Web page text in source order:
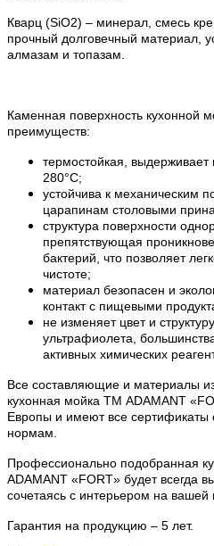
Кварц (SiO2) – минерал, смесь
прочный долговечный материал,
алмазам и топазам.
Каменная поверхность кухонной
преимуществ:
термостойкая,
280°С;
устойчива к механическим
царапинам столовыми
структура поверхности
препятствующая
бактерий, что позволяет
чистоте;
материал безопасен и
контакт с пищевыми
не изменяет цвет и
ультрафиолета,
активных химических
Все составляющие и материалы
кухонная мойка ТМ ADAMANT «
Европы и имеют все сертификаты
нормам.
Профессионально подобранная
ADAMANT «FORT» будет всегда
сочетаясь с интерьером на вашей
Гарантия на продукцию – 5 лет.